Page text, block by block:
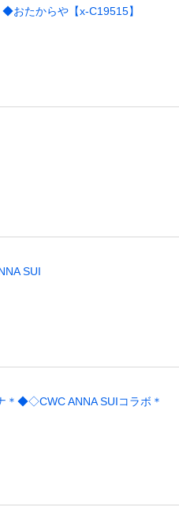
おたからや【x-C19515】
SUI
＊◆◇CWC ANNA SUIコラボ＊